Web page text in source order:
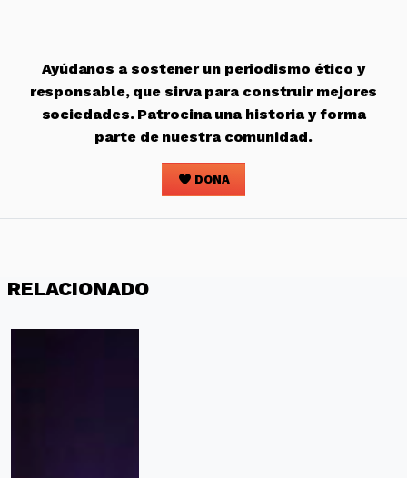
Ayúdanos a sostener un periodismo ético y
responsable, que sirva para construir mejores
sociedades. Patrocina una historia y forma
parte de nuestra comunidad.
DONA
RELACIONADO